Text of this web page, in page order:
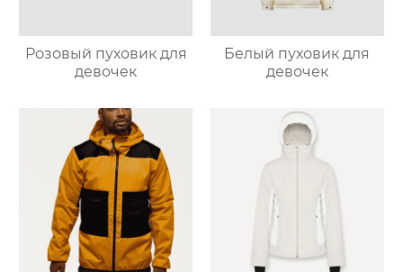
Розовый пуховик для
девочек
Белый пуховик для
девочек